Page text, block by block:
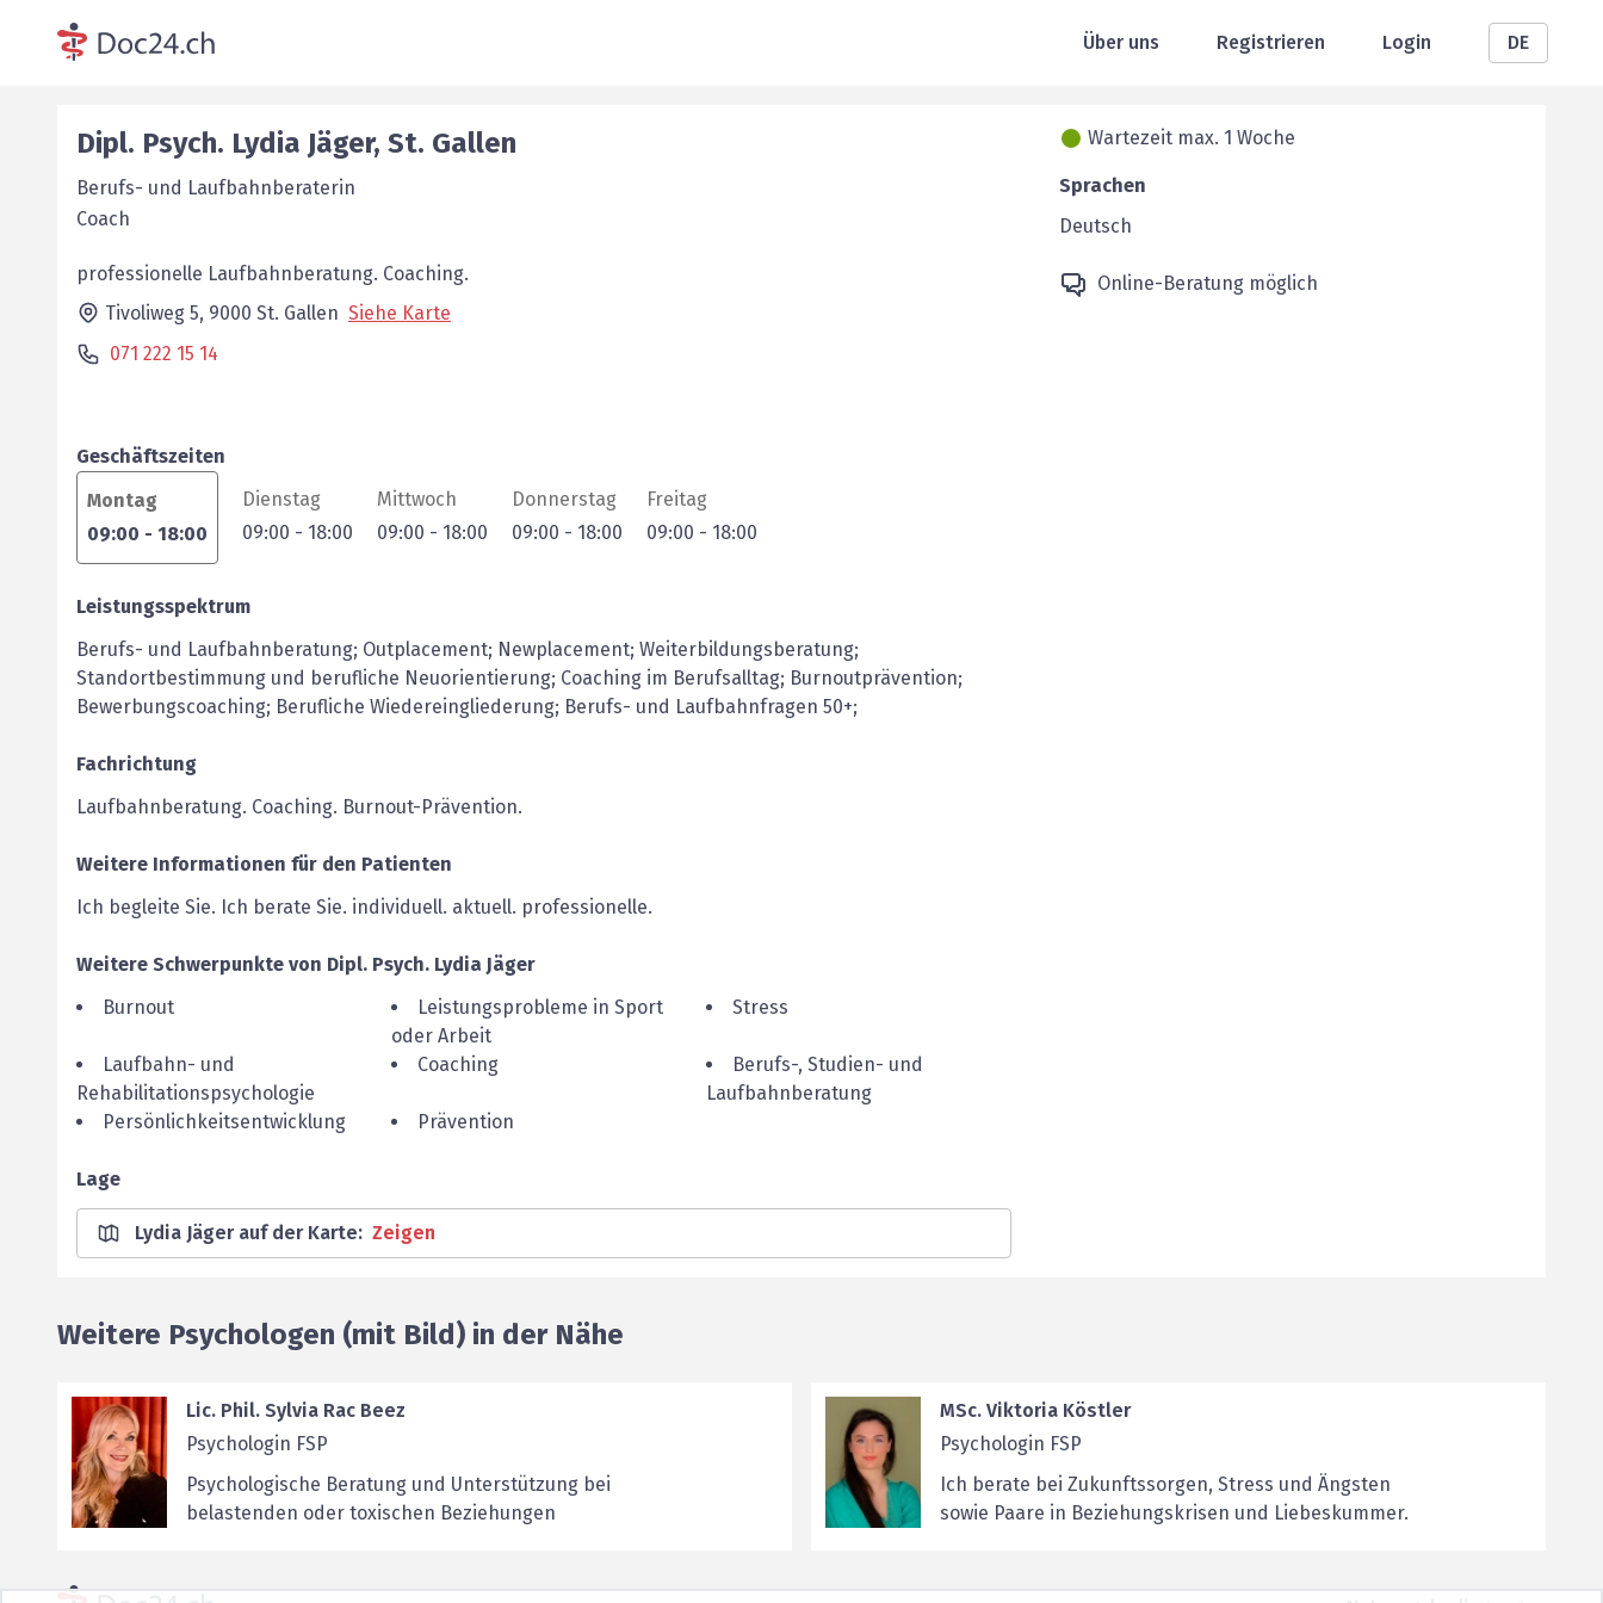
Über uns Registrieren Login DE
Dipl. Psych. Lydia Jäger, St. Gallen
Berufs- und Laufbahnberaterin
Coach
professionelle Laufbahnberatung. Coaching.
Tivoliweg 5, 9000 St. Gallen Siehe Karte
071 222 15 14
Geschäftszeiten
Montag
09:00 - 18:00
Dienstag
09:00 - 18:00
Mittwoch
09:00 - 18:00
Donnerstag
09:00 - 18:00
Freitag
09:00 - 18:00
Leistungsspektrum
Berufs- und Laufbahnberatung; Outplacement; Newplacement; Weiterbildungsberatung;
Standortbestimmung und berufliche Neuorientierung; Coaching im Berufsalltag; Burnoutprävention;
Bewerbungscoaching; Berufliche Wiedereingliederung; Berufs- und Laufbahnfragen 50+;
Fachrichtung
Laufbahnberatung. Coaching. Burnout-Prävention.
Weitere Informationen für den Patienten
Ich begleite Sie. Ich berate Sie. individuell. aktuell. professionelle.
Weitere Schwerpunkte von Dipl. Psych. Lydia Jäger
Burnout
Leistungsprobleme in Sport
oder Arbeit
Stress
Laufbahn- und
Rehabilitationspsychologie
Coaching
Berufs-, Studien- und
Laufbahnberatung
Persönlichkeitsentwicklung
Prävention
Lage
Lydia Jäger auf der Karte: Zeigen
Wartezeit max. 1 Woche
Sprachen
Deutsch
Online-Beratung möglich
Weitere Psychologen (mit Bild) in der Nähe
Lic. Phil. Sylvia Rac Beez
Psychologin FSP
Psychologische Beratung und Unterstützung bei
belastenden oder toxischen Beziehungen
MSc. Viktoria Köstler
Psychologin FSP
Ich berate bei Zukunftssorgen, Stress und Ängsten
sowie Paare in Beziehungskrisen und Liebeskummer.